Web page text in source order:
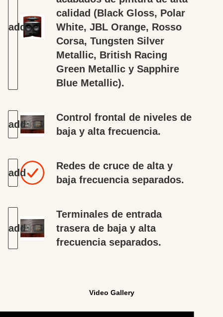
calidad (Black Gloss, Polar
White, JBL Orange, Rosso
Corsa, Tungsten Silver
Metallic, British Racing
Green Metallic y Sapphire
Blue Metallic).
Control frontal de niveles de
baja y alta frecuencia.
Redes de cruce de alta y
baja frecuencia separados.
Terminales de entrada
trasera de baja y alta
frecuencia separados.
Video Gallery